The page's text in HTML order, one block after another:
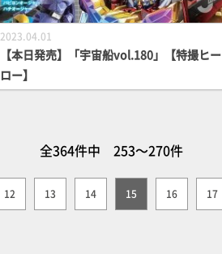
2023.04.01
【本日発売】「宇宙船vol.180」【特撮ヒー
ロー】
全364件中 253～270件
12 13 14 15 16 17